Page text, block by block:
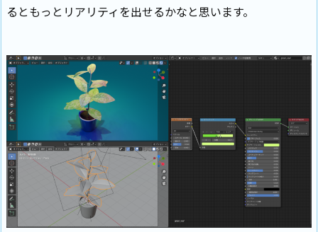
るともっとリアリティを出せるかなと思います。